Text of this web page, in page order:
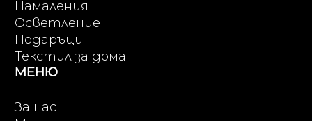
Намаления
Осветление
Подаръци
Текстил за дома
МЕНЮ
За нас